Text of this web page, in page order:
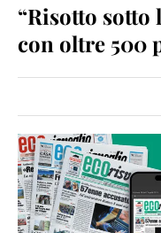
“Risotto sotto
con oltre 500